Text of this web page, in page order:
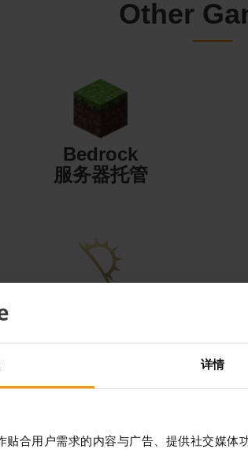
详情
贴合用户需求的内容与广告、提供社交媒体
Other
Bedrock
服务器托管